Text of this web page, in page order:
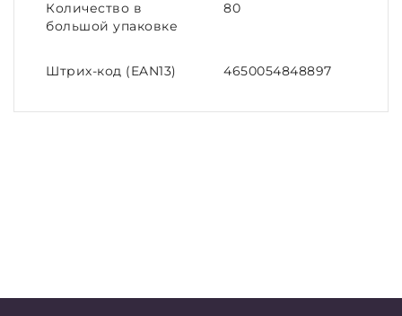
Количество в
большой упаковке
80
Штрих-код (EAN13) 4650054848897